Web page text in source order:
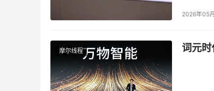
“算电协同”。其背后，折射出业内对能源价
化的数字“能力供给”。
在这一背景下，“乌江睿算”沉淀出的，不仅是
思路清晰：向上，AI大模型攻克发电侧智能
高速网络和云边协同架构完成智能能力的封装
数智中心负责统一训练，场站侧完成高效推理
2026年05
摩尔线程 词元